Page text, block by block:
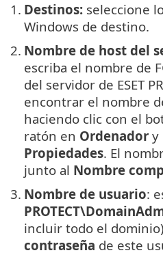
1. Destinos: seleccione
Windows de destino.
2. Nombre de host del
escriba el nombre de
del servidor de ESET
encontrar el nombre
haciendo clic con el
ratón en Ordenador y
Propiedades. El
junto al Nombre
3. Nombre de usuario:
incluir todo el
contraseña de este